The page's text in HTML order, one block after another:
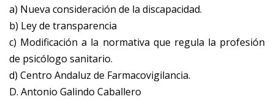
a) Nueva consideración de la discapacidad.
b) Ley de transparencia
c) Modificación a la normativa que regula la profesión
de psicólogo sanitario.
d) Centro Andaluz de Farmacovigilancia.
D. Antonio Galindo Caballero